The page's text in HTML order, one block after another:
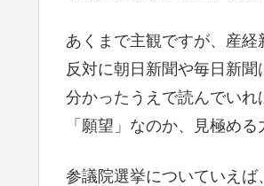
あくまで主観ですが、産経
反対に朝日新聞や毎日新
分かったうえで読んでい
「願望」なのか、見極め
参議院選挙についていえ